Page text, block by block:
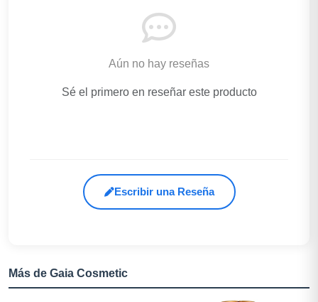
Aún no hay reseñas
Sé el primero en reseñar este producto
Escribir una Reseña
Más de Gaia Cosmetic